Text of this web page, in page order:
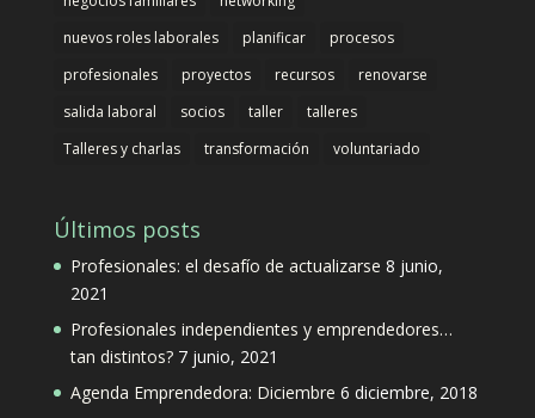
nuevos roles laborales
planificar
procesos
profesionales
proyectos recursos
renovarse
salida laboral
socios taller
talleres
Talleres y charlas
transformación voluntariado
Últimos posts
Profesionales: el desafío de actualizarse 8 junio,
2021
Profesionales independientes y emprendedores…
tan distintos? 7 junio, 2021
Agenda Emprendedora: Diciembre 6 diciembre, 2018